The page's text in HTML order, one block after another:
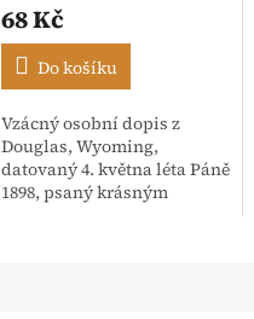
produktu
je
5,0
z
5
hvězdiček.
68 Kč
Do košíku
Vzácný osobní dopis z
Douglas, Wyoming,
datovaný 4. května léta Páně
1898, psaný krásným